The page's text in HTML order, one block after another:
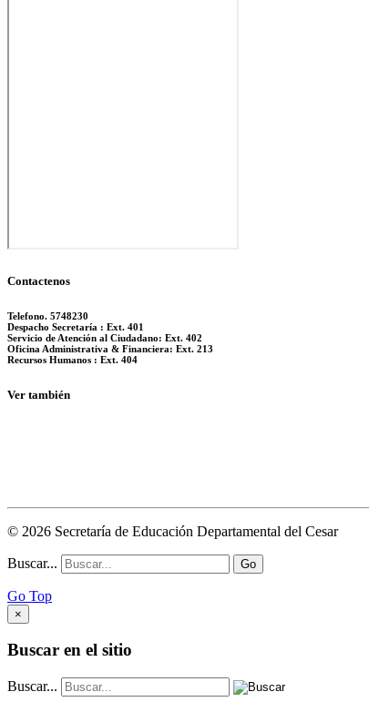
Contactenos
Telefono. 5748230
Despacho Secretaría : Ext. 401
Servicio de Atención al Ciudadano: Ext. 402
Oficina Administrativa & Financiera: Ext. 213
Recursos Humanos : Ext. 404
Ver también
© 2026 Secretaría de Educación Departamental del Cesar
Buscar... Go
Go Top
×
Buscar en el sitio
Buscar...